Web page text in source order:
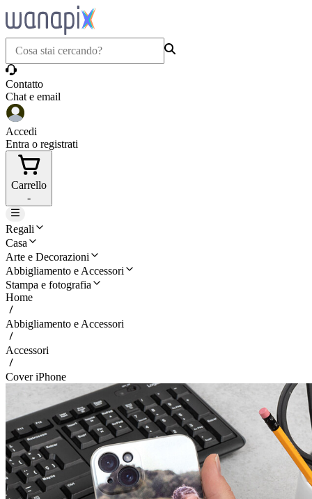
Contatto
Chat e email
Accedi
Entra o registrati
Carrello
-
Regali
Casa
Arte e Decorazioni
Abbigliamento e Accessori
Stampa e fotografia
Home
Abbigliamento e Accessori
Accessori
Cover iPhone